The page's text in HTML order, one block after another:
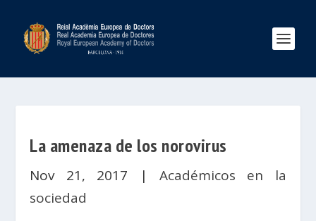
La amenaza de los norovirus
Nov 21, 2017 | Académicos en la
sociedad